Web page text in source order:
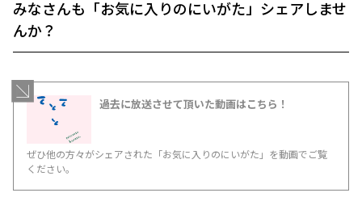
みなさんも「お気に入りのにいがた」シェアしませ
んか？
過去に放送させて頂いた動画はこちら！
ぜひ他の方々がシェアされた「お気に入りのにいがた」を動画でご覧
ください。